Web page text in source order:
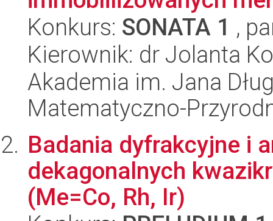
Konkurs: SONATA 1 ,
Kierownik: dr Jolanta
Akademia im. Jana
Matematyczno-
Badania dyfrakcyjne i
dekagonalnych
(Me=Co, Rh, Ir)